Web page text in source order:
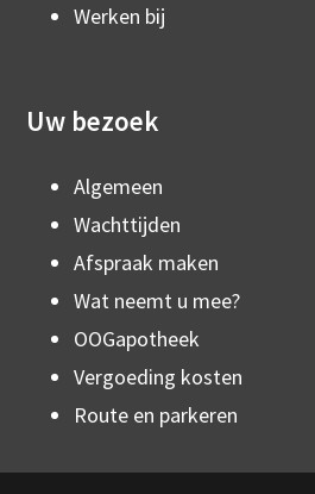
Werken bij
Uw bezoek
Algemeen
Wachttijden
Afspraak maken
Wat neemt u mee?
OOGapotheek
Vergoeding kosten
Route en parkeren